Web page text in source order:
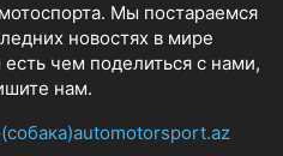
Мы постараемся
новостях в мире
чем поделиться с нами,
нам.